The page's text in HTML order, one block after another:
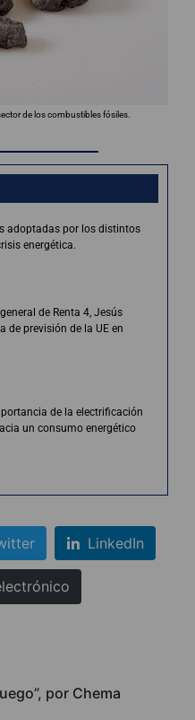
de los combustibles fósiles.
adoptadas por los distintos
energética.
de Renta 4, Jesús
de previsión de la UE en
de la electrificación
un consumo energético
LinkedIn
por Chema